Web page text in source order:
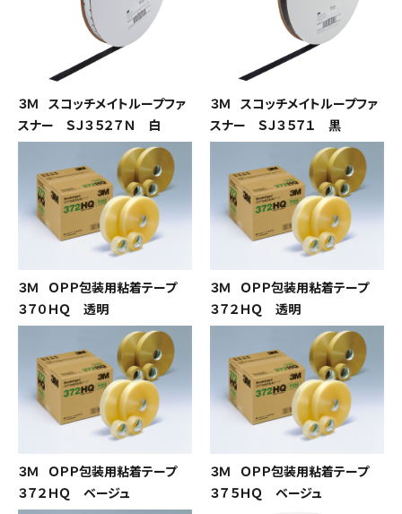
３Ｍ スコッチメイトループファ
スナー ＳＪ３５２７Ｎ 白
３Ｍ スコッチメイトループファ
スナー ＳＪ３５７１ 黒
３Ｍ ＯＰＰ包装用粘着テープ
３７０ＨＱ 透明
３Ｍ ＯＰＰ包装用粘着テープ
３７２ＨＱ 透明
３Ｍ ＯＰＰ包装用粘着テープ
３７２ＨＱ ベージュ
３Ｍ ＯＰＰ包装用粘着テープ
３７５ＨＱ ベージュ